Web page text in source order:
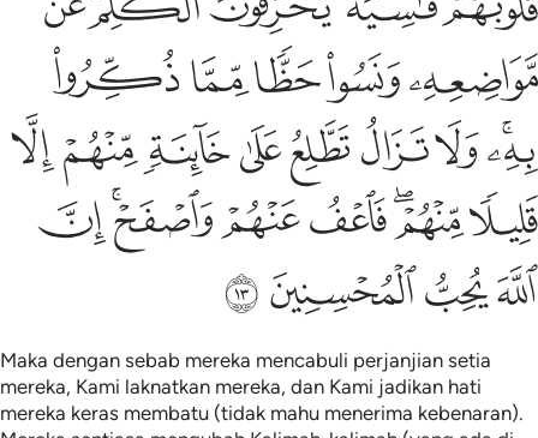
ﲠﲡﲢﲣﲤ
ﲥﲦﲧﲨﲩﲪﲫﲬﲭ
ﲮﲯﲰﲱﲲﲳﲴﲵ
ﲶﲷﲸﲹ
Maka dengan sebab mereka mencabuli perjanjian setia
mereka, Kami laknatkan mereka, dan Kami jadikan hati
mereka keras membatu (tidak mahu menerima kebenaran).